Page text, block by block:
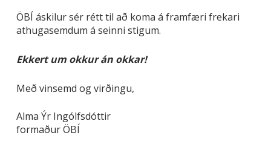
ÖBÍ áskilur sér rétt til að koma á framfæri frekari
athugasemdum á seinni stigum.
Ekkert um okkur án okkar!
Með vinsemd og virðingu,
Alma Ýr Ingólfsdóttir
formaður ÖBÍ